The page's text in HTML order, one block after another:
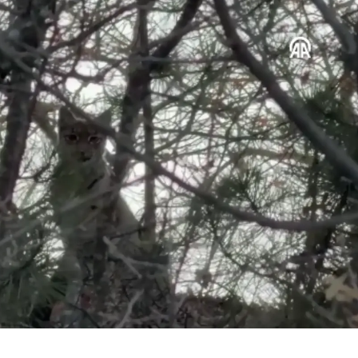
Malatya
Manisa
Kahramanmaraş
Mardin
Muğla
Muş
Nevşehir
Niğde
Ordu